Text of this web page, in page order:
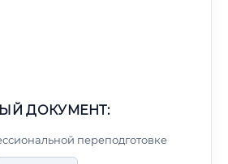
ДОКУМЕНТ:
переподготовке